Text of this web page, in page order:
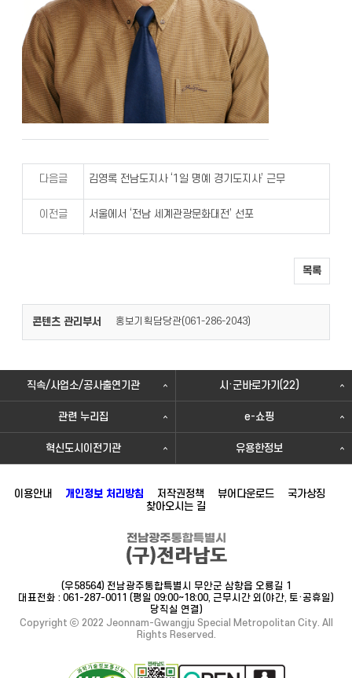
다음글 김영록 전남도지사 ‘1일 명예 경기도지사’ 근무
이전글 서울에서 ‘전남 세계관광문화대전’ 선포
목록
콘텐츠 관리부서 홍보기획담당관(061-286-2043)
직속/사업소/공사출연기관 시·군바로가기(22)
관련 누리집 e-쇼핑
혁신도시이전기관 유용한정보
이용안내 개인정보 처리방침 저작권정책 뷰어다운로드
국가상징
찾아오시는 길
(우58564) 전남광주통합특별시 무안군 삼향읍 오룡길 1
대표전화 : 061-287-0011 (평일 09:00~18:00, 근무시간 외(야간, 토·공휴일)
당직실 연결)
Copyright ⓒ 2022 Jeonnam-Gwangju Special Metropolitan City. All
Rights Reserved.